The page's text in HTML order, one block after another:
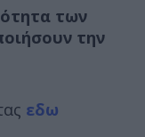
των
την
εδω